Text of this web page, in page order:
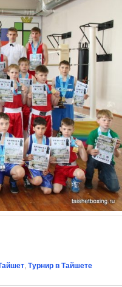
, Турнир в Тайшете